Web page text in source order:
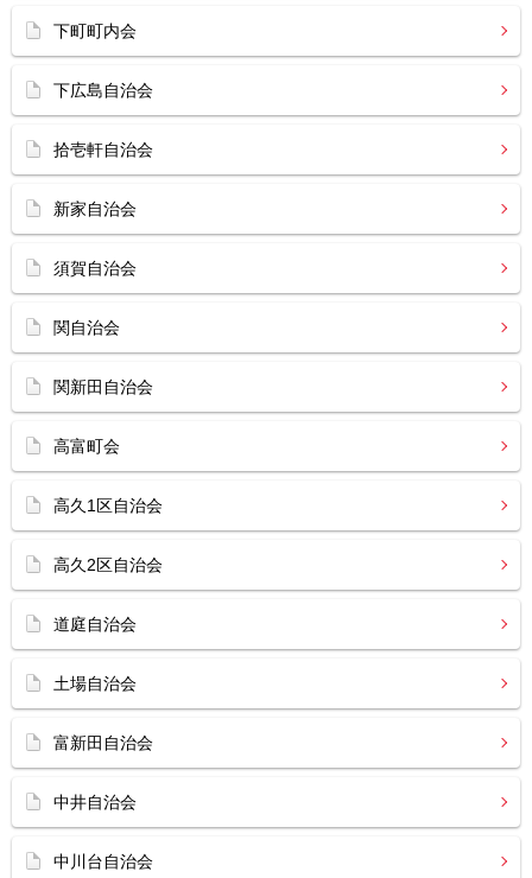
下町町内会
下広島自治会
拾壱軒自治会
新家自治会
須賀自治会
関自治会
関新田自治会
高富町会
高久1区自治会
高久2区自治会
道庭自治会
土場自治会
富新田自治会
中井自治会
中川台自治会